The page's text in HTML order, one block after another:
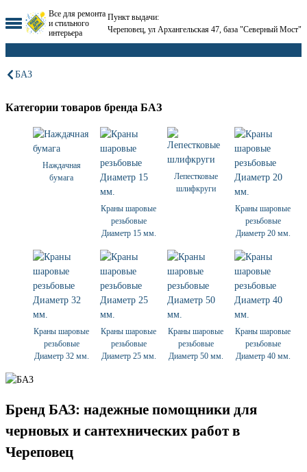
Все для ремонта
и стильного
интерьера
Пункт выдачи:
Череповец, ул Архангельская 47, база "Северный Мост"
БАЗ
Категории товаров бренда БАЗ
Наждачная
бумага
Краны шаровые
резьбовые
Диаметр 15 мм.
Лепестковые
шлифкруги
Краны шаровые
резьбовые
Диаметр 20 мм.
Краны шаровые
резьбовые
Диаметр 32 мм.
Краны шаровые
резьбовые
Диаметр 25 мм.
Краны шаровые
резьбовые
Диаметр 50 мм.
Краны шаровые
резьбовые
Диаметр 40 мм.
Бренд БАЗ: надежные помощники для
черновых и сантехнических работ в
Череповец